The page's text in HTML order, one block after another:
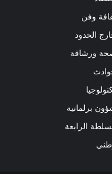
وفن
الحدود
ورشاقة
برلمانية
الرابعة